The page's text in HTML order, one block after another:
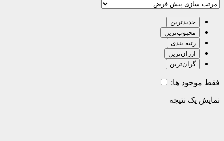
جدیدترین
محبوب‌ترین
رتبه بندی
ارزان‌ترین
گران‌ترین
فقط موجود ها:
نمایش یک نتیجه